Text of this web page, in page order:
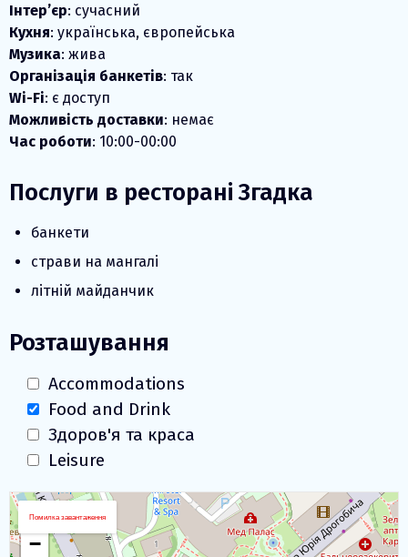
Інтер’єр: сучасний
Кухня: українська, європейська
Музика: жива
Організація банкетів: так
Wi-Fi: є доступ
Можливість доставки: немає
Час роботи: 10:00-00:00
Послуги в ресторані Згадка
банкети
страви на мангалі
літній майданчик
Розташування
Accommodations
Food and Drink
Здоров'я та краса
Leisure
Завантаження карти
+
−
Помилка завантаження